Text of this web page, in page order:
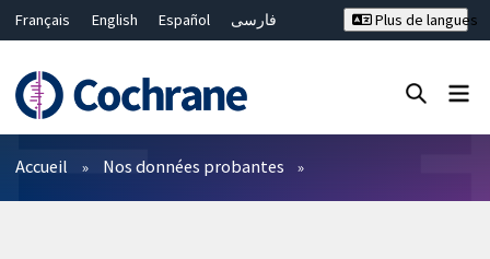
Français English Español
فارسی
Bahasa Malaysia
ไทย
繁體中文
简体中文
Plus de langues
Filtres
Accueil Nos données probantes